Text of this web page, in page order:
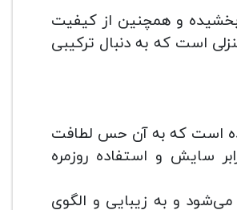
بخشیده و همچنین از کیفیت
است که به دنبال ترکیبی
است که به آن حس لطافت
سایش و استفاده روزمره
نصب می‌شود و به زیبایی و الگوی